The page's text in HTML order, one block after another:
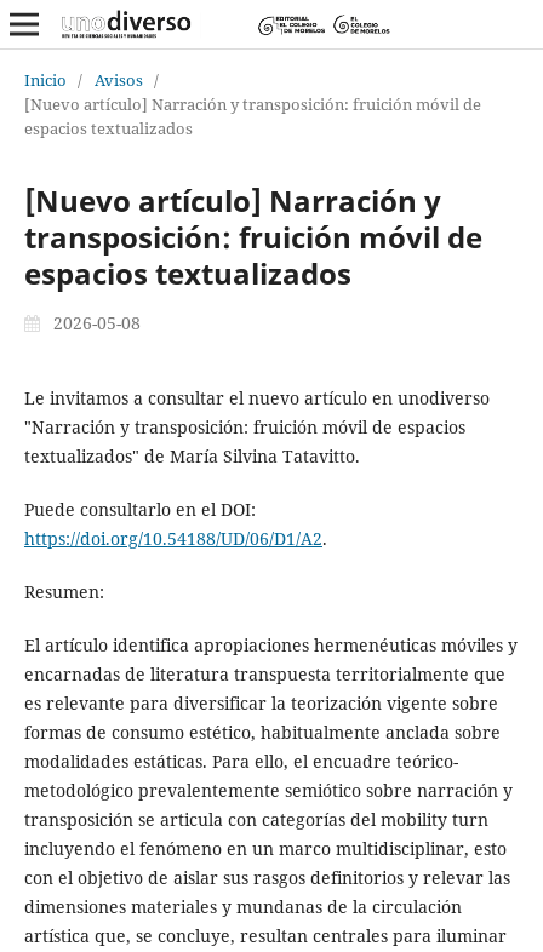
Inicio / Avisos /
[Nuevo artículo] Narración y transposición: fruición móvil de
espacios textualizados
[Nuevo artículo] Narración y
transposición: fruición móvil de
espacios textualizados
2026-05-08
Le invitamos a consultar el nuevo artículo en unodiverso
"Narración y transposición: fruición móvil de espacios
textualizados" de María Silvina Tatavitto.
Puede consultarlo en el DOI:
https://doi.org/10.54188/UD/06/D1/A2.
Resumen:
El artículo identifica apropiaciones hermenéuticas móviles y
encarnadas de literatura transpuesta territorialmente que
es relevante para diversificar la teorización vigente sobre
formas de consumo estético, habitualmente anclada sobre
modalidades estáticas. Para ello, el encuadre teórico-
metodológico prevalentemente semiótico sobre narración y
transposición se articula con categorías del mobility turn
incluyendo el fenómeno en un marco multidisciplinar, esto
con el objetivo de aislar sus rasgos definitorios y relevar las
dimensiones materiales y mundanas de la circulación
artística que, se concluye, resultan centrales para iluminar